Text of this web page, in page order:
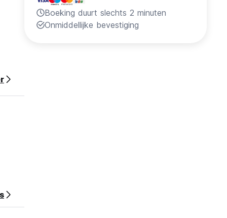
Boeking duurt slechts 2 minuten
Onmiddellijke bevestiging